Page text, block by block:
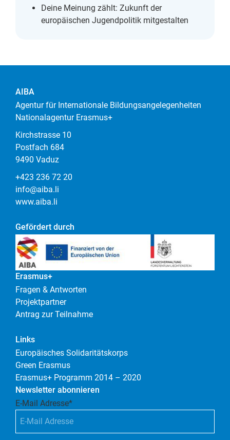
Deine Meinung zählt: Zukunft der
europäischen Jugendpolitik mitgestalten
AIBA
Agentur für Internationale Bildungsangelegenheiten
Nationalagentur Erasmus+
Kirchstrasse 10
Postfach 684
9490 Vaduz
+423 236 72 20
info@aiba.li
www.aiba.li
Gefördert durch
Erasmus+
Fragen & Antworten
Projektpartner
Antrag zur Teilnahme
Links
Europäisches Solidaritätskorps
Green Erasmus
Erasmus+ Programm 2014 – 2020
Newsletter abonnieren
E-Mail Adresse*